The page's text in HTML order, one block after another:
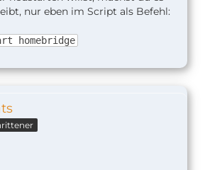
nur eben im Script als Befehl:
homebridge